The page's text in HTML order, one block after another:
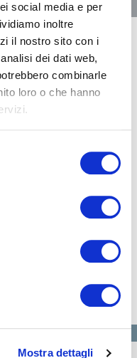
social media e per
inoltre
il nostro sito con i
dei dati web,
combinarle
loro o che hanno
Mostra dettagli
per vivere
DI VITA